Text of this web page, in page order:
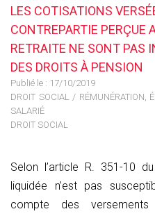
LES COTISATIONS
CONTREPARTIE PERÇUE
RETRAITE NE SONT PAS
DES DROITS À PENSION
Publié le : 17/10/2019
DROIT SOCIAL/ RÉMUNÉRATION,
SALARIÉ
DROIT SOCIAL
Selon l’article R. 351-10
liquidée n’est pas
compte des